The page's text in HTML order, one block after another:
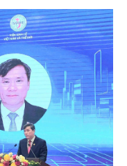
chỉ carbon thế hệ